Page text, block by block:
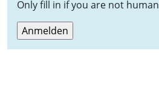
Only fill in if you are not human